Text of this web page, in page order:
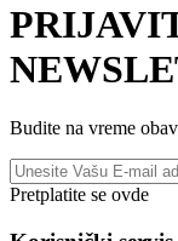
Budite na vreme
Pretplatite se ovde